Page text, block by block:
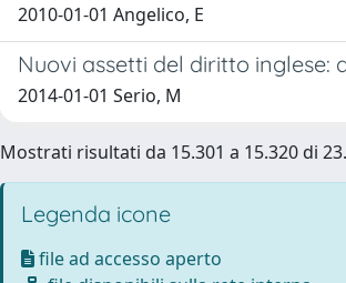
2010-01-01 Angelico, E
Nuovi assetti del diritto inglese:
2014-01-01 Serio, M
Mostrati risultati da 15.301 a 15.320 di
Legenda icone
file ad accesso aperto